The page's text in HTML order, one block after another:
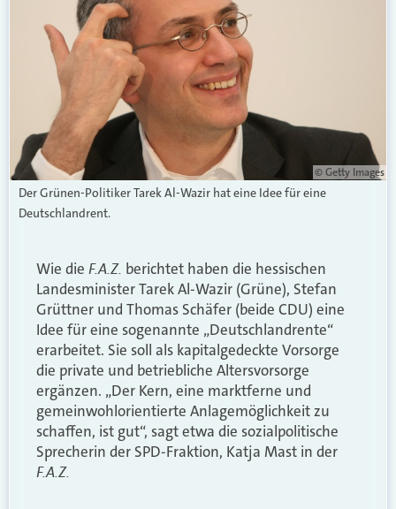
© Getty Images
Der Grünen-Politiker Tarek Al-Wazir hat eine Idee für eine
Deutschlandrent.
Wie die F.A.Z. berichtet haben die hessischen
Landesminister Tarek Al-Wazir (Grüne), Stefan
Grüttner und Thomas Schäfer (beide CDU) eine
Idee für eine sogenannte „Deutschlandrente“
erarbeitet. Sie soll als kapitalgedeckte Vorsorge
die private und betriebliche Altersvorsorge
ergänzen. „Der Kern, eine marktferne und
gemeinwohlorientierte Anlagemöglichkeit zu
schaffen, ist gut“, sagt etwa die sozialpolitische
Sprecherin der SPD-Fraktion, Katja Mast in der
F.A.Z.